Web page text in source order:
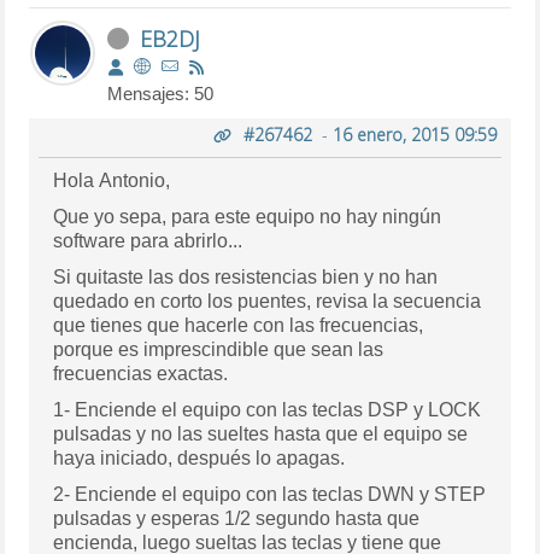
EB2DJ
Mensajes: 50
#267462- 16 enero, 2015 09:59
Hola Antonio,
Que yo sepa, para este equipo no hay ningún
software para abrirlo...
Si quitaste las dos resistencias bien y no han
quedado en corto los puentes, revisa la secuencia
que tienes que hacerle con las frecuencias,
porque es imprescindible que sean las
frecuencias exactas.
1- Enciende el equipo con las teclas DSP y LOCK
pulsadas y no las sueltes hasta que el equipo se
haya iniciado, después lo apagas.
2- Enciende el equipo con las teclas DWN y STEP
pulsadas y esperas 1/2 segundo hasta que
encienda, luego sueltas las teclas y tiene que